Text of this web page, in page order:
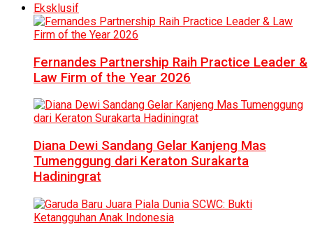
Eksklusif
Fernandes Partnership Raih Practice Leader &
Law Firm of the Year 2026
Diana Dewi Sandang Gelar Kanjeng Mas
Tumenggung dari Keraton Surakarta
Hadiningrat